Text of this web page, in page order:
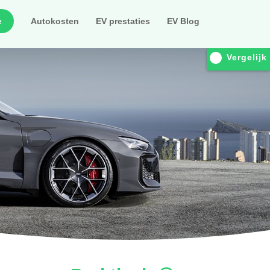
Autokosten EV prestaties EV Blog
Vergelijk